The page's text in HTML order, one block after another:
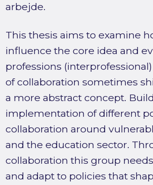
arbejde.
This thesis aims to examine
influence the core idea and
professions
of collaboration sometimes
a more abstract concept.
implementation of different
collaboration around
and the education sector.
collaboration this group
and adapt to policies that